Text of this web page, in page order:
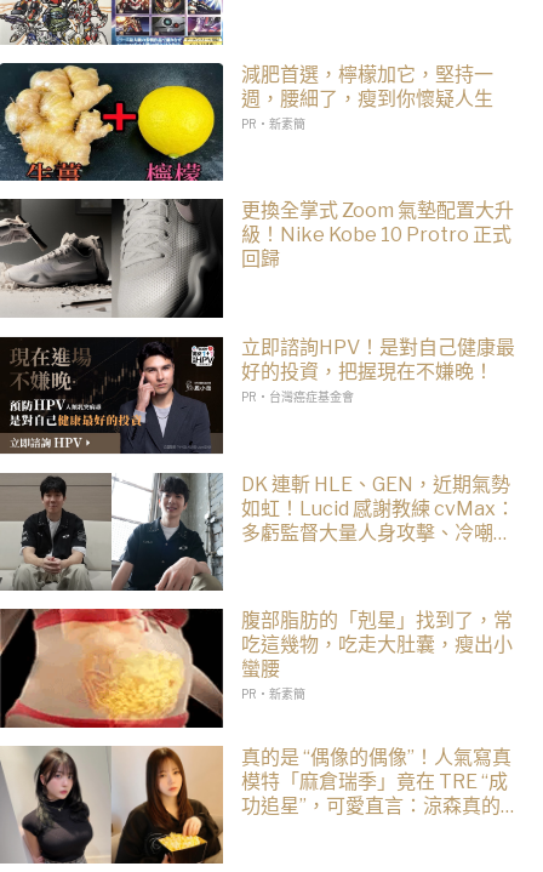
減肥首選，檸檬加它，堅持一
週，腰細了，瘦到你懷疑人生
PR・新素簡
更換全掌式 Zoom 氣墊配置大升
級！Nike Kobe 10 Protro 正式
回歸
立即諮詢HPV！是對自己健康最
好的投資，把握現在不嫌晚！
PR・台灣癌症基金會
DK 連斬 HLE、GEN，近期氣勢
如虹！Lucid 感謝教練 cvMax：
多虧監督大量人身攻擊、冷嘲熱
腹部脂肪的「剋星」找到了，常
吃這幾物，吃走大肚囊，瘦出小
蠻腰
PR・新素簡
真的是 “偶像的偶像”！人氣寫真
模特「麻倉瑞季」竟在 TRE “成
功追星”，可愛直言：涼森真的太